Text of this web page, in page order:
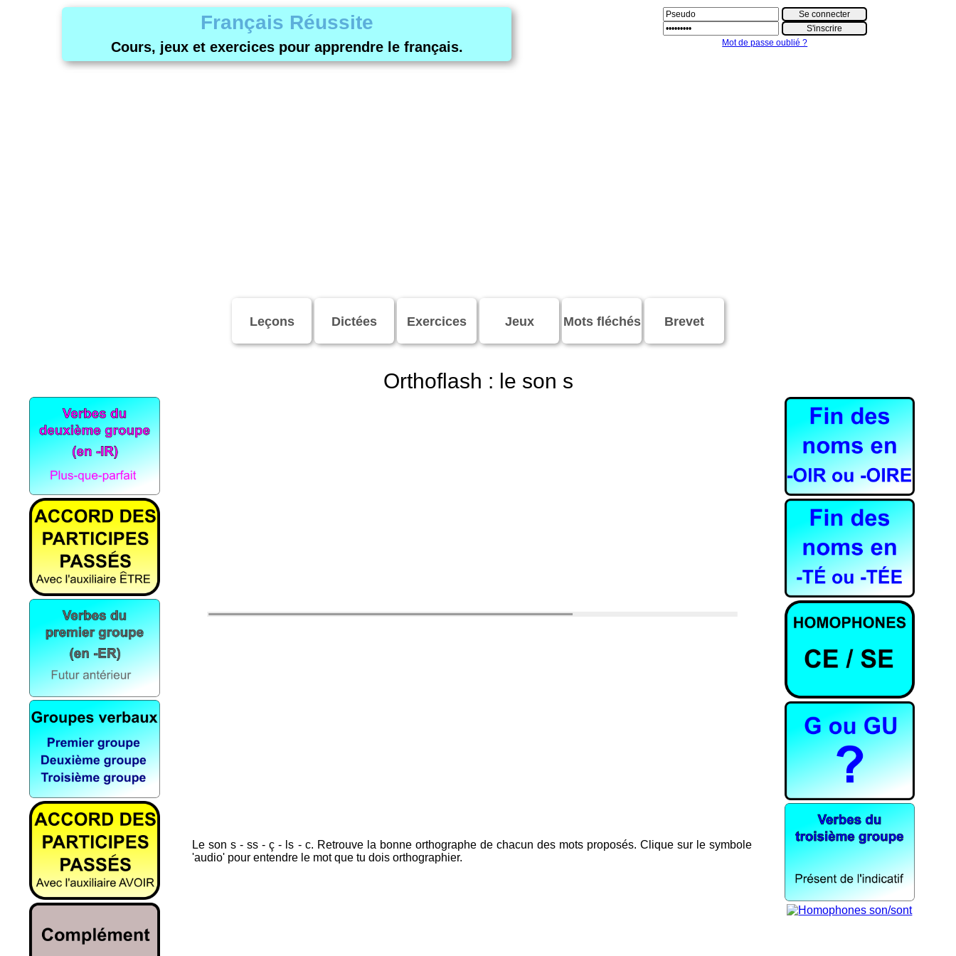
Français Réussite
Cours, jeux et exercices pour apprendre le français. Mot de passe oublié ?
Leçons Dictées Exercices Jeux Mots fléchés Brevet
Orthoflash : le son s
Le son s - ss - ç - ls - c. Retrouve la bonne orthographe de chacun des mots proposés. Clique sur le symbole
'audio' pour entendre le mot que tu dois orthographier.